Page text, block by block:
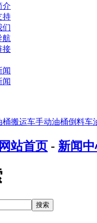
介
持
们
航
接
闻
闻
桶搬运车手动油桶倒料车
网站首页 - 新闻